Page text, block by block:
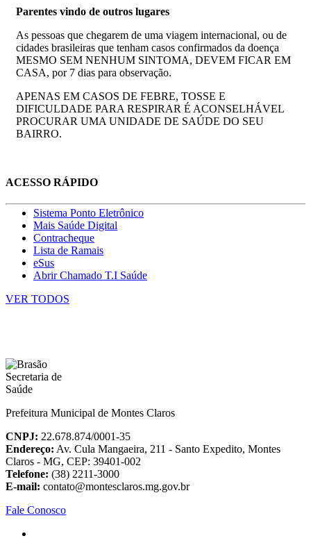
Parentes vindo de outros lugares
As pessoas que chegarem de uma viagem internacional, ou de
cidades brasileiras que tenham casos confirmados da doença
MESMO SEM NENHUM SINTOMA, DEVEM FICAR EM
CASA, por 7 dias para observação.
APENAS EM CASOS DE FEBRE, TOSSE E
DIFICULDADE PARA RESPIRAR É ACONSELHÁVEL
PROCURAR UMA UNIDADE DE SAÚDE DO SEU
BAIRRO.
ACESSO RÁPIDO
Sistema Ponto Eletrônico
Mais Saúde Digital
Contracheque
Lista de Ramais
eSus
Abrir Chamado T.I Saúde
VER TODOS
Prefeitura Municipal de Montes Claros
CNPJ: 22.678.874/0001-35
Endereço: Av. Cula Mangaeira, 211 - Santo Expedito, Montes
Claros - MG, CEP: 39401-002
Telefone: (38) 2211-3000
E-mail: contato@montesclaros.mg.gov.br
Fale Conosco